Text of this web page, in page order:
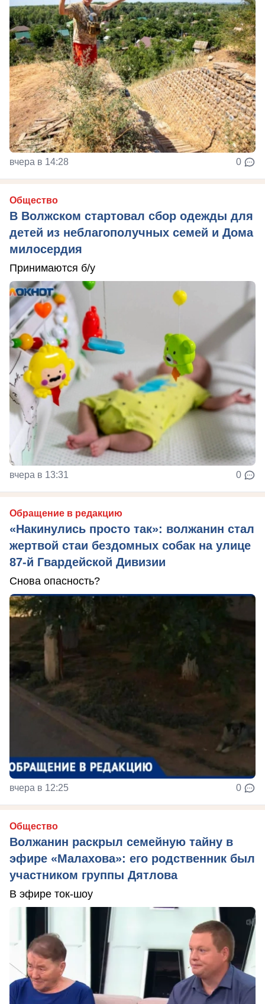
вчера в 14:28 0
Общество
В Волжском стартовал сбор одежды для
детей из неблагополучных семей и Дома
милосердия
Принимаются б/у
вчера в 13:31 0
Обращение в редакцию
«Накинулись просто так»: волжанин стал
жертвой стаи бездомных собак на улице
87-й Гвардейской Дивизии
Снова опасность?
вчера в 12:25 0
Общество
Волжанин раскрыл семейную тайну в
эфире «Малахова»: его родственник был
участником группы Дятлова
В эфире ток-шоу